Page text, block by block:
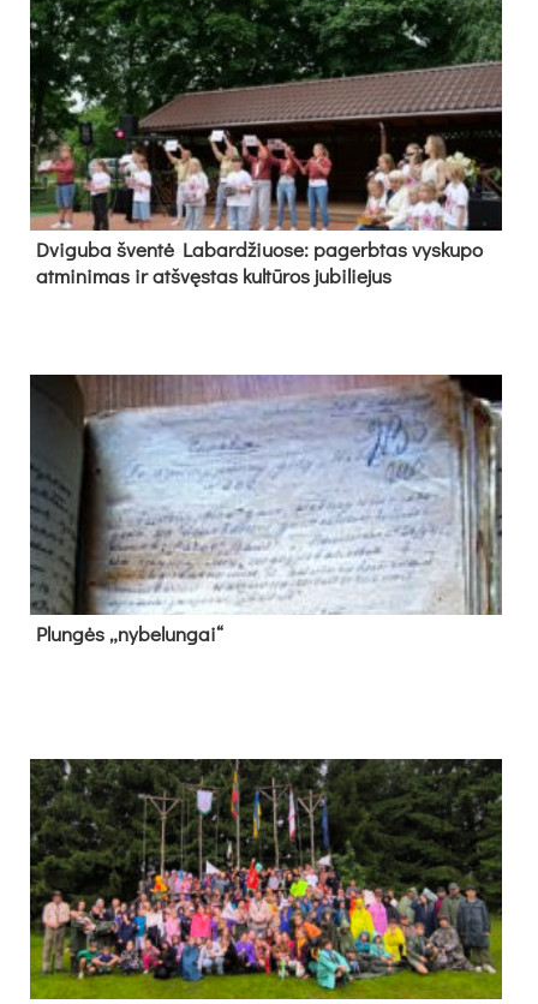
Dvi­gu­ba šven­tė La­bar­džiuo­se: pa­gerb­tas vys­ku­po
at­mi­ni­mas ir at­švęs­tas kul­tū­ros ju­bi­lie­jus
Plun­gės „ny­be­lun­gai“